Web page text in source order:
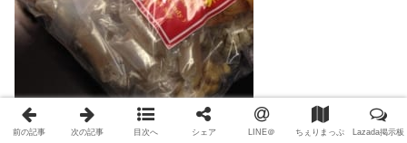
前の記事 次の記事 目次へ シェア LINE＠ ちぇりまっぷ Lazada掲示板